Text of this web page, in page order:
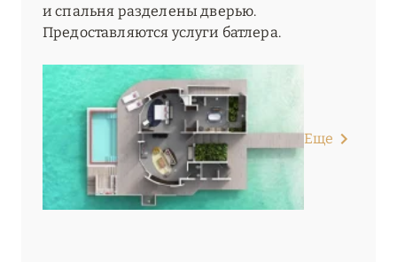
и спальня разделены дверью.
Предоставляются услуги батлера.
Еще